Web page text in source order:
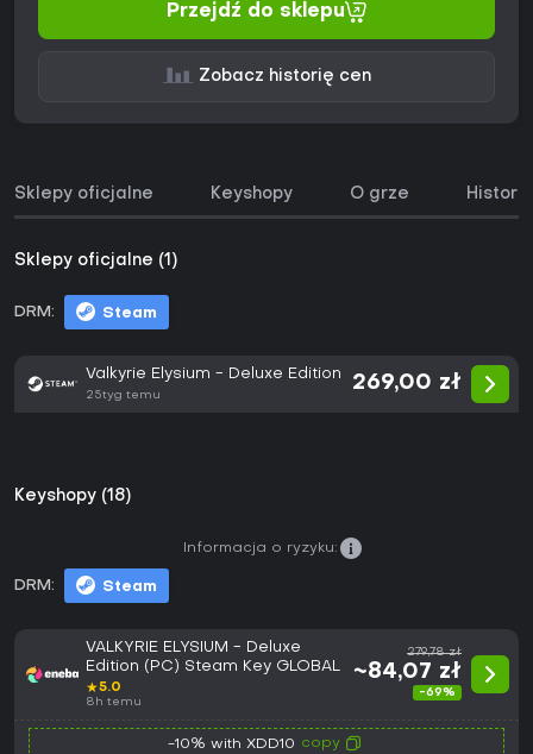
Przejdź do sklepu
Zobacz historię cen
Sklepy oficjalne Keyshopy O grze
Sklepy oficjalne (1)
DRM: Steam
Valkyrie Elysium - Deluxe Edition
25tyg temu
269,00 zł
Keyshopy (18)
DRM: Steam
Informacja o ryzyku:
VALKYRIE ELYSIUM - Deluxe
Edition (PC) Steam Key GLOBAL
★5.0
8h temu
279,78 zł
~84,07 zł
-69%
-10% with XDD10 copy